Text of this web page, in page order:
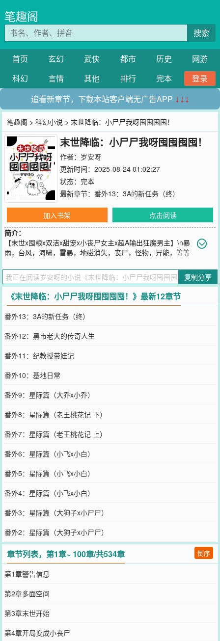
笔趣阁
搜索
首页 玄幻 武侠 都市 历史
网游
科幻
言情 其他 排行 完本
登录
追看新章节，下载本站客户端无广告APP ↓↓↓
笔趣阁 >科幻小说 > 末世降临：小尸尸我呀囤囤囤囤！
末世降临：小尸尸我呀囤囤囤囤！
作者： 岁安呀
更新时间：2025-08-24 01:02:27
状态：完本
最新章节： 番外13：3A的新任务（终）
加入书架
点击阅读
简介：
【末世x囤粮x双洁x甜宠x小丧尸女主x超A输出狂魔男主】\n暴
雨，台风，海啸，雷暴，地磁消失，丧尸，怪物，异能，等等
路，靠命，靠运气，靠自己。\n-\n而在别人还在疯狂尖叫的时候，作
为生存狂魔的许多多已经吭哧吭哧地囤满了粮仓！\n什么肉蛋奶，什
么各种罐头干粮，什么武器各类工具。\n千面魔方空间在手，所有物
资通通打包全部带走！\n只是——为什么万事俱备的她开场就直接变
成了阿巴阿巴的小丧尸啊喂！
您要是觉得《末世降临：小尸尸我呀囤囤囤囤！
忘记向您QQ群和微博微信里的朋友推荐哦！
复制分享
《末世降临：小尸尸我呀囤囤囤囤！》最新12章节
番外13：3A的新任务（终）
番外12：黑市老大的传奇人生
番外11：纪教授带娃记
番外10：基地日常
番外9：星际篇（大乔x小乔）
番外8：星际篇（老王桃花记 下）
番外7：星际篇（老王桃花记 上）
番外6：星际篇（小飞x小白）
番外5：星际篇（小飞x小白）
番外4：星际篇（小飞x小白）
番外3：星际篇（大狗子x小尸尸）
番外2：星际篇（大狗子x小尸尸）
章节列表，第1章~ 100章/共534章 倒序
第1章警告信息
第2章多面空间
第3章末世开始
第4章开局变成小丧尸